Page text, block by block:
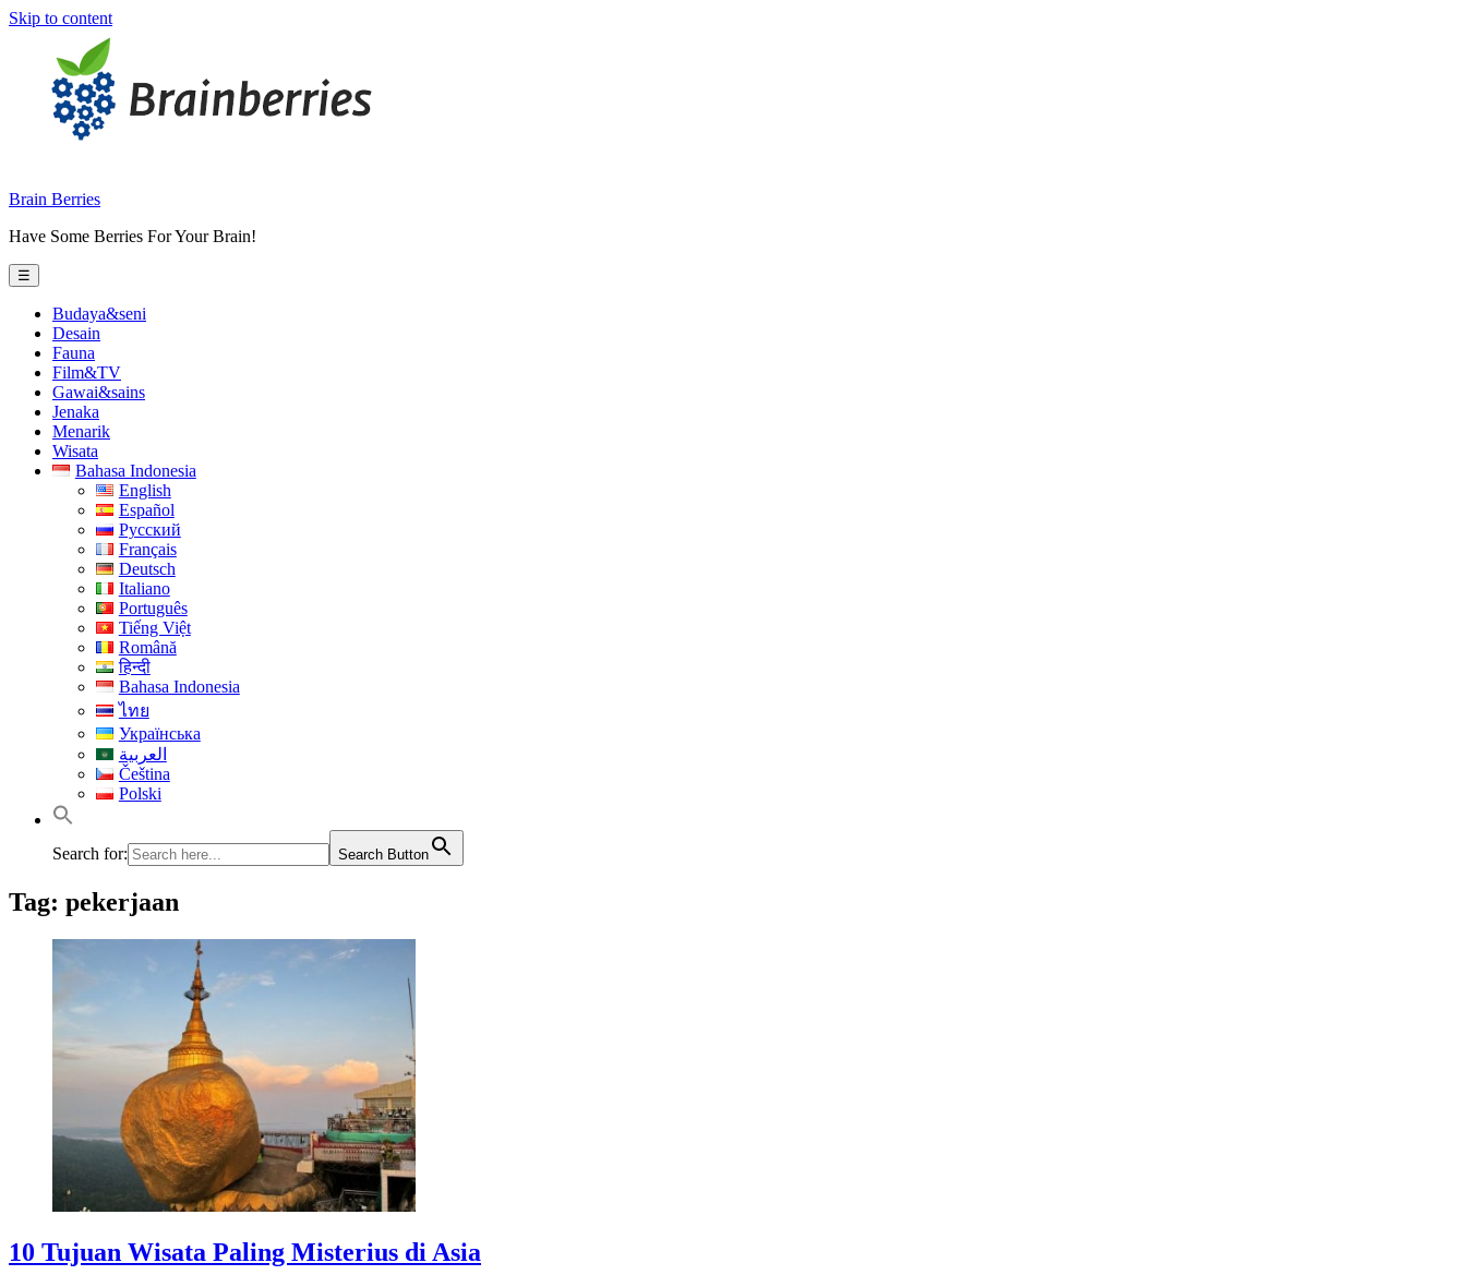
Skip to content
Brain Berries
Have Some Berries For Your Brain!
☰
Budaya&seni
Desain
Fauna
Film&TV
Gawai&sains
Jenaka
Menarik
Wisata
Bahasa Indonesia
English
Español
Русский
Français
Deutsch
Italiano
Português
Tiếng Việt
Română
हिन्दी
Bahasa Indonesia
ไทย
Українська
العربية
Čeština
Polski
Search for: Search Button
Tag: pekerjaan
10 Tujuan Wisata Paling Misterius di Asia